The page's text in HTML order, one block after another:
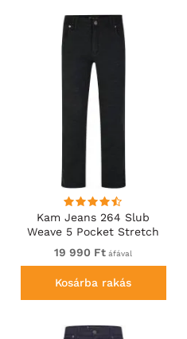
Kam Jeans 264 Slub
Weave 5 Pocket Stretch
Pants Charcoal
19 990 Ft áfával
Kosárba rakás